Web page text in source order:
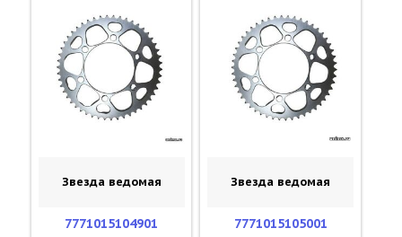
Звезда ведомая
7771015104901
Звезда ведомая
7771015105001